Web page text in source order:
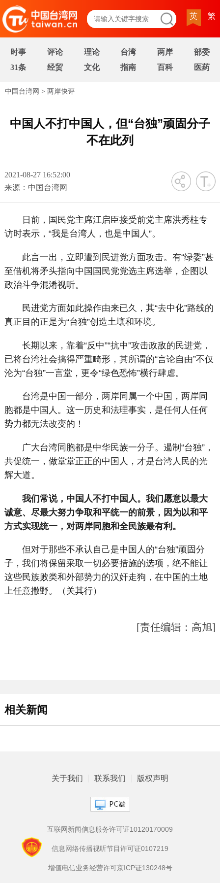
英 繁
时事 评论 理论 台湾 两岸
部委
31条
经贸 文化 指南 百科 医药
中国台湾网 > 两岸快评
中国人不打中国人，但“台独”顽固分子
不在此列
2021-08-27 16:52:00
来源：中国台湾网
字号
日前，国民党主席江启臣接受前党主席洪秀柱专
访时表示，“我是台湾人，也是中国人”。
此言一出，立即遭到民进党方面攻击。有“绿委”甚
至借机将矛头指向中国国民党党选主席选举，企图以
政治斗争混淆视听。
民进党方面如此操作由来已久，其“去中化”路线的
真正目的正是为“台独”创造土壤和环境。
长期以来，靠着“反中”“抗中”攻击政敌的民进党，
已将台湾社会搞得严重畸形，其所谓的“言论自由”不仅
沦为“台独”一言堂，更令“绿色恐怖”横行肆虐。
台湾是中国一部分，两岸同属一个中国，两岸同
胞都是中国人。这一历史和法理事实，是任何人任何
势力都无法改变的！
广大台湾同胞都是中华民族一分子。遏制“台独”，
共促统一，做堂堂正正的中国人，才是台湾人民的光
辉大道。
我们常说，中国人不打中国人。我们愿意以最大
诚意、尽最大努力争取和平统一的前景，因为以和平
方式实现统一，对两岸同胞和全民族最有利。
但对于那些不承认自己是中国人的“台独”顽固分
子，我们将保留采取一切必要措施的选项，绝不能让
这些民族败类和外部势力的汉奸走狗，在中国的土地
上任意撒野。（关其行）
[责任编辑：高旭]
相关新闻
关于我们 联系我们 版权声明
互联网新闻信息服务许可证10120170009
信息网络传播视听节目许可证0107219
增值电信业务经营许可京ICP证130248号